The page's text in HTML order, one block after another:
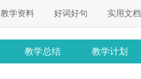
教学资料 好词好句 实用文档
教学总结 教学计划